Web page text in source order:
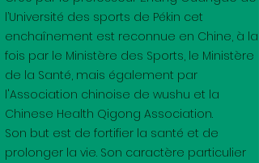
l’Université des sports de Pékin cet
enchaînement est reconnue en Chine, à la
fois par le Ministère des Sports, le Ministère
de la Santé, mais également par
l'Association chinoise de wushu et la
Chinese Health Qigong Association.
Son but est de fortifier la santé et de
prolonger la vie. Son caractère particulier